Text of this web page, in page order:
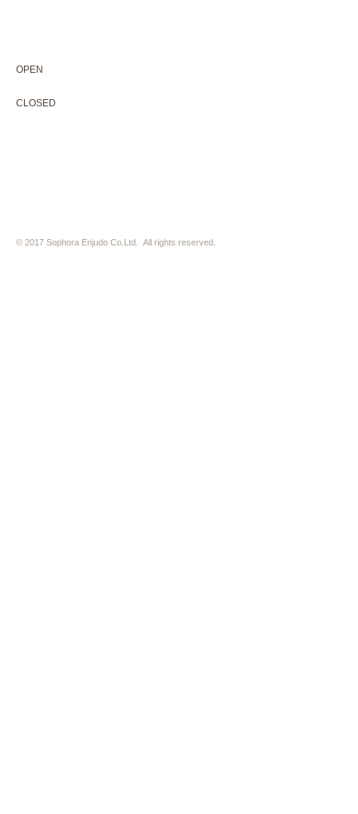
OPEN
CLOSED
© 2017 Sophora Enjudo Co.Ltd. All rights reserved.